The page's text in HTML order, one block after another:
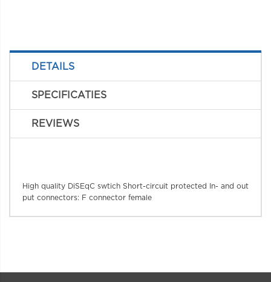
DETAILS
SPECIFICATIES
REVIEWS
High quality DiSEqC swtich Short-circuit protected In- and out
put connectors: F connector female